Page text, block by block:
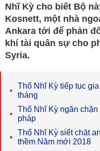
Nhĩ Kỳ cho biết Bộ
Kosnett, một nhà
Ankara tới để phản
khí tài quân sự cho
Syria.
Thổ Nhĩ Kỳ tiếp tục
tháng
Thổ Nhĩ Kỳ ngăn
pháp
Thổ Nhĩ Kỳ siết chặt
thềm Năm mới 2018